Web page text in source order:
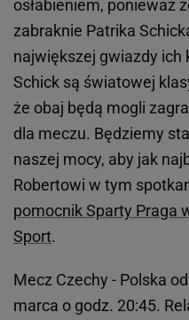
osłabieniem, ponieważ
zabraknie Patrika
największej gwiazdy ich
Schick są światowej
że obaj będą mogli
dla meczu. Będziemy
naszej mocy, aby jak
Robertowi w tym
pomocnik Sparty Praga
Sport.
Mecz Czechy - Polska
marca o godz. 20:45.